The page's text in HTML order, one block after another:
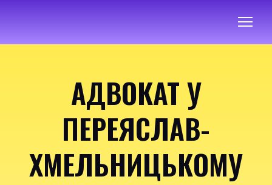
АДВОКАТ У
ПЕРЕЯСЛАВ-
ХМЕЛЬНИЦЬКОМУ